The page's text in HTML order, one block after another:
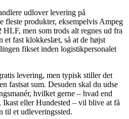
udlover levering på
fleste produkter, eksempelvis Ampeg
men som trods alt regnes ud fra
et fast klokkeslæt, så at de højst
fikset inden logistikpersonalet
levering, men typisk stiller det
fastsat sum. Desuden skal du udse
hvilket gerne – hvad end
eller Hundested – vil blive at få
til et udleveringssted.